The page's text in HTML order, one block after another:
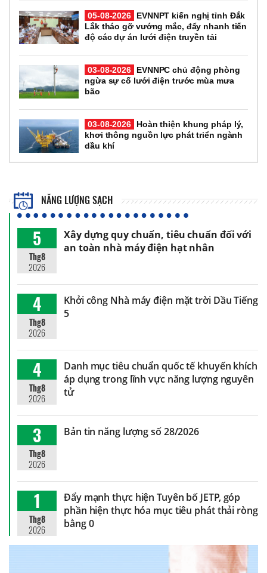
05-08-2026
EVNNPT kiến nghị tỉnh Đắk
Lắk tháo gỡ vướng mắc, đẩy nhanh tiến
độ các dự án lưới điện truyền tải
03-08-2026
EVNNPC chủ động phòng
ngừa sự cố lưới điện trước mùa mưa
bão
03-08-2026
Hoàn thiện khung pháp lý,
khơi thông nguồn lực phát triển ngành
dầu khí
NĂNG LƯỢNG SẠCH
5
Thg8
2026
Xây dựng quy chuẩn, tiêu chuẩn đối với
an toàn nhà máy điện hạt nhân
4
Thg8
2026
Khởi công Nhà máy điện mặt trời Dầu Tiếng
5
4
Thg8
2026
Danh mục tiêu chuẩn quốc tế khuyến khích
áp dụng trong lĩnh vực năng lượng nguyên
tử
3
Thg8
2026
Bản tin năng lượng số 28/2026
1
Thg8
2026
Đẩy mạnh thực hiện Tuyên bố JETP, góp
phần hiện thực hóa mục tiêu phát thải ròng
bằng 0